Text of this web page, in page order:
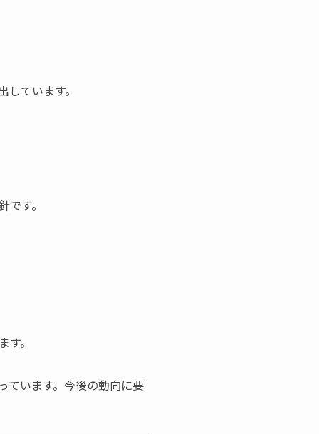
しています。
です。
す。
ています。今後の動向に要